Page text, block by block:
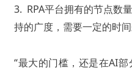
3. RPA平台拥有的节点数
持的广度，需要一定的时间
“最大的门槛，还是在AI